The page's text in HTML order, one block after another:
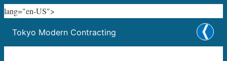
lang="en-US">
Tokyo Modern Contracting